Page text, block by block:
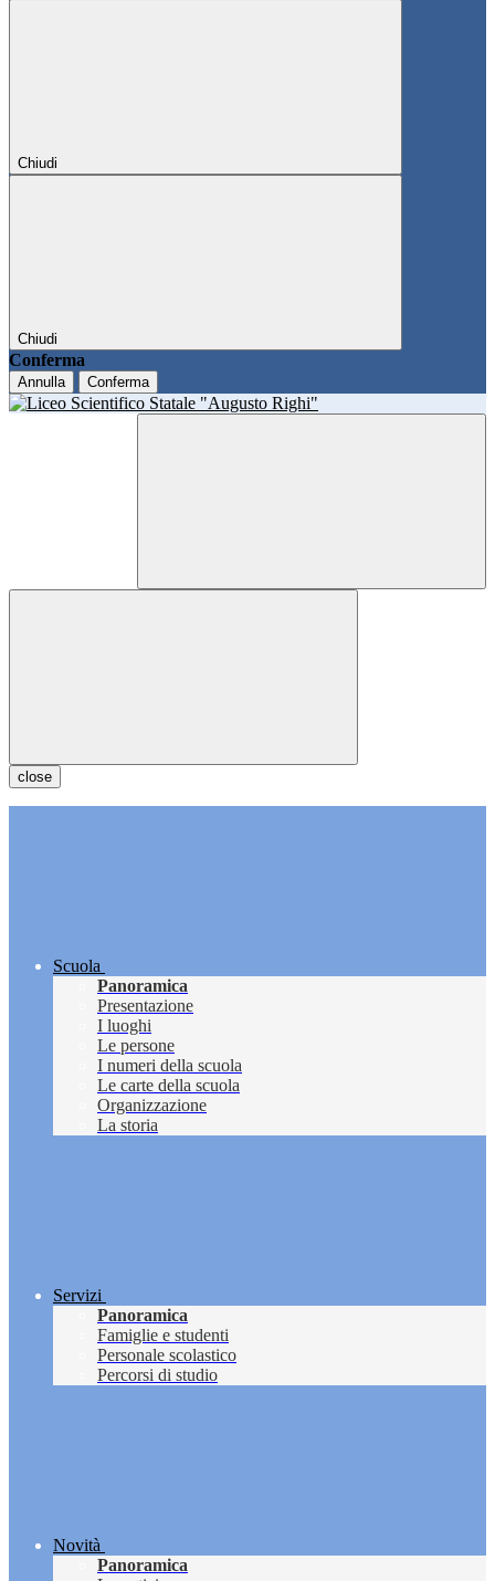
Chiudi
Chiudi
Conferma
Annulla Conferma
close
Scuola
Panoramica
Presentazione
I luoghi
Le persone
I numeri della scuola
Le carte della scuola
Organizzazione
La storia
Servizi
Panoramica
Famiglie e studenti
Personale scolastico
Percorsi di studio
Novità
Panoramica